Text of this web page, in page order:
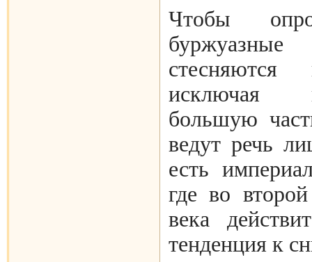
Чтобы
исключая
большую
ведут речь
есть
где во
века
тенденция к